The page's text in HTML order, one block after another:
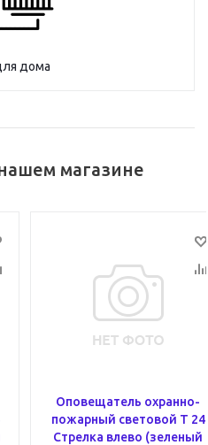
дома
магазине
Оповещатель охранно-
пожарный световой Т 24
Стрелка влево (зеленый